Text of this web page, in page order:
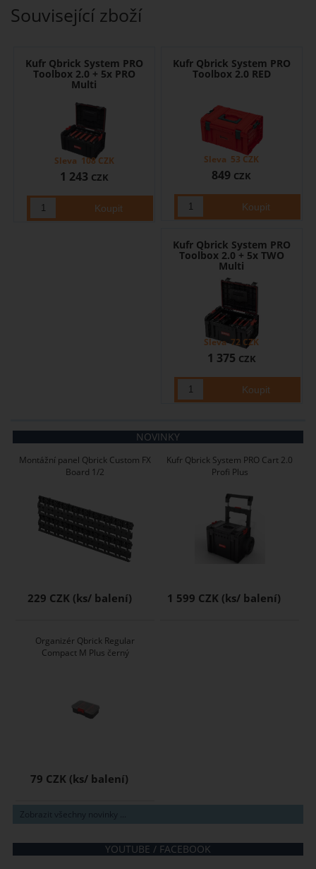
Související zboží
Kufr Qbrick System PRO
Toolbox 2.0 + 5x PRO
Multi
1 243 CZK
Sleva 108CZK
Kufr Qbrick System PRO
Toolbox 2.0 RED
849 CZK
Sleva 53 CZK
Kufr Qbrick System PRO
Toolbox 2.0 + 5x TWO
Multi
1 375 CZK
Sleva 72 CZK
NOVINKY
Montážní panel Qbrick Custom FX
Board 1/2
229 CZK
Kufr Qbrick System PRO Cart 2.0
Profi Plus
1 599 CZK
Organizér Qbrick Regular
Compact M Plus černý
79 CZK
Zobrazit všechny novinky ...
YOUTUBE / FACEBOOK